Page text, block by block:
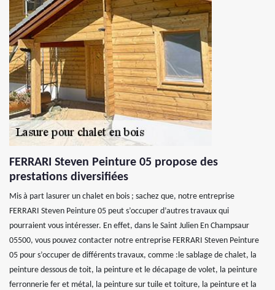
FERRARI Steven Peinture 05 propose des
prestations diversifiées
Mis à part lasurer un chalet en bois ; sachez que, notre entreprise
FERRARI Steven Peinture 05 peut s’occuper d’autres travaux qui
pourraient vous intéresser. En effet, dans le Saint Julien En Champsaur
05500, vous pouvez contacter notre entreprise FERRARI Steven Peinture
05 pour s’occuper de différents travaux, comme :le sablage de chalet, la
peinture dessous de toit, la peinture et le décapage de volet, la peinture
ferronnerie fer et métal, la peinture sur tuile et toiture, la peinture et la